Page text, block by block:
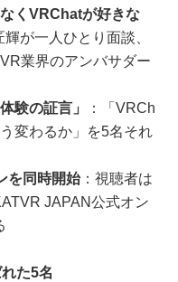
くVRChatが好きな
が一人ひとり面談、
業界のアンバサダー
験の証言」
：「VRCh
変わるか」を5名それ
を同時開始：視聴者は
JAPAN公式オン
た5名